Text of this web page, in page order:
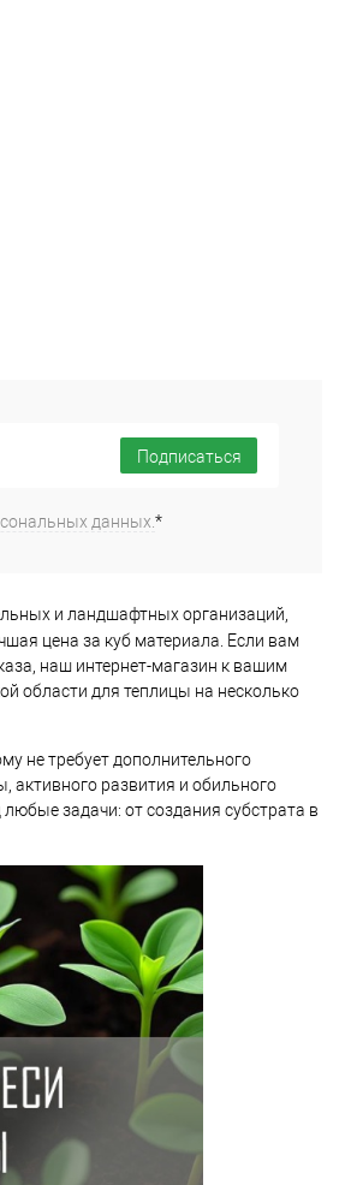
Подписаться
данных. *
и ландшафтных организаций,
цена за куб материала. Если вам
наш интернет-магазин к вашим
области для теплицы на несколько
не требует дополнительного
активного развития и обильного
задачи: от создания субстрата в